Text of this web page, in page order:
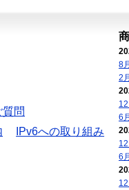
問
IPv6への取り組み
8
2
6
6